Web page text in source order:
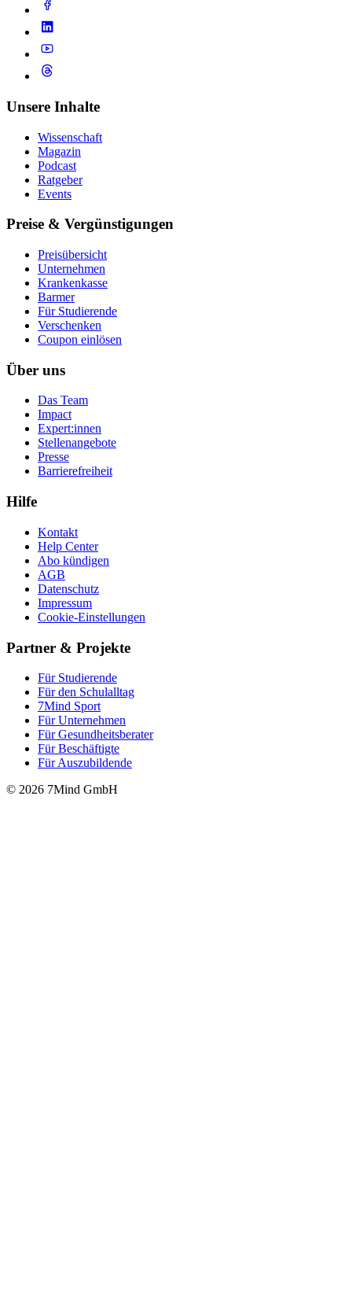
Unsere Inhalte
Wissenschaft
Magazin
Podcast
Ratgeber
Events
Preise & Vergünstigungen
Preisübersicht
Unternehmen
Krankenkasse
Barmer
Für Studierende
Ver­schen­ken
Coupon einlösen
Über uns
Das Team
Impact
Expert:innen
Stellenangebote
Presse
Barrierefreiheit
Hilfe
Kontakt
Help Center
Abo kündigen
AGB
Datenschutz
Impressum
Cookie-Einstellungen
Partner & Projekte
Für Stu­die­rende
Für den Schulalltag
7Mind Sport
Für Unter­neh­men
Für Gesund­heits­be­ra­ter
Für Beschäftigte
Für Auszubildende
© 2026 7Mind GmbH